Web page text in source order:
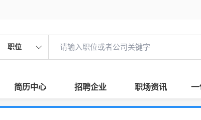
职位
简历中心 招聘企业 职场资讯 一